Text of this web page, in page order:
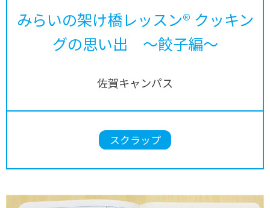
みらいの架け橋レッスン® クッキン
グの思い出 ～餃子編～
佐賀キャンパス
スクラップ